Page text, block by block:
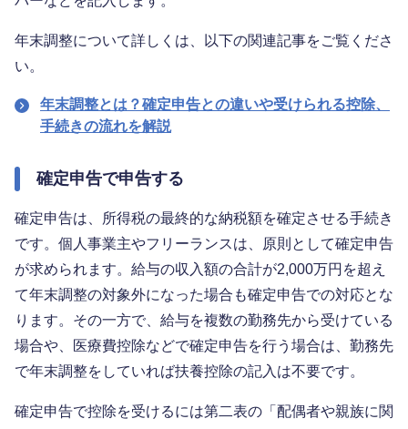
年末調整について詳しくは、以下の関連記事をご覧くださ
い。
年末調整とは？確定申告との違いや受けられる控除、
手続きの流れを解説
確定申告で申告する
確定申告は、所得税の最終的な納税額を確定させる手続き
です。個人事業主やフリーランスは、原則として確定申告
が求められます。給与の収入額の合計が2,000万円を超え
て年末調整の対象外になった場合も確定申告での対応とな
ります。その一方で、給与を複数の勤務先から受けている
場合や、医療費控除などで確定申告を行う場合は、勤務先
で年末調整をしていれば扶養控除の記入は不要です。
確定申告で控除を受けるには第二表の「配偶者や親族に関